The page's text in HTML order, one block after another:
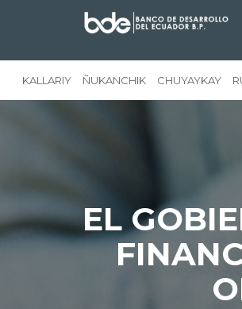
KALLARIY ÑUKANCHIK CHUYAYKAY
EL